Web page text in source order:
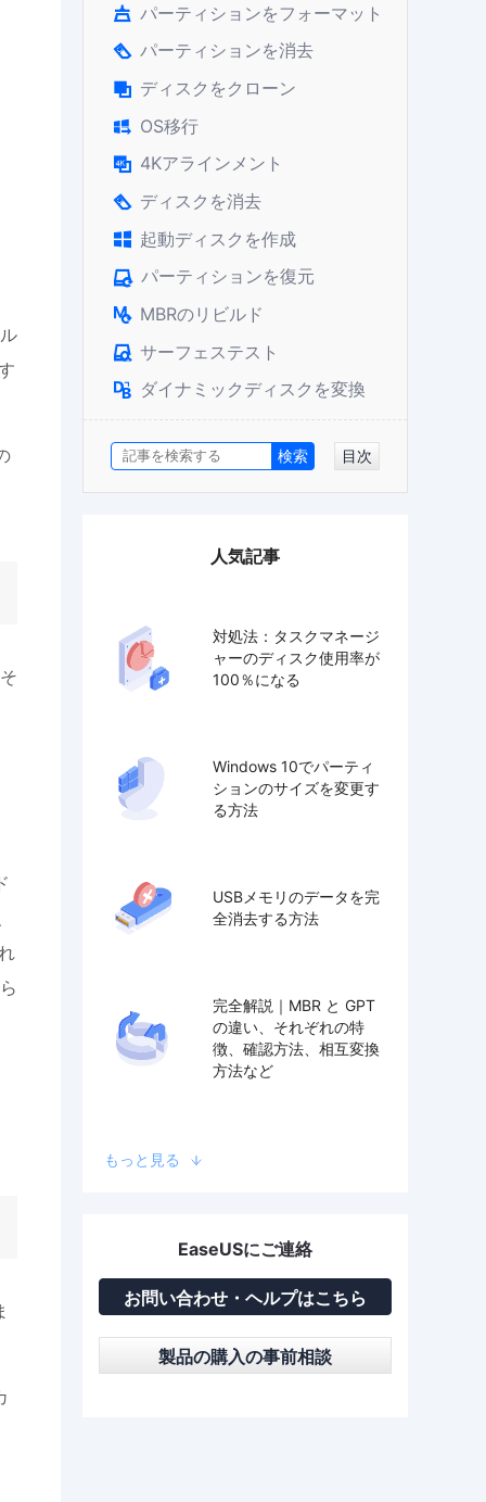
 パーティションをフォーマット
 パーティションを消去
 ディスクをクローン
 OS移行
 4Kアラインメント
 ディスクを消去
 起動ディスクを作成
 パーティションを復元
 MBRのリビルド
 サーフェステスト
 ダイナミックディスクを変換
目次
人気記事
対処法：タスクマネージ
ャーのディスク使用率が
100％になる
Windows 10でパーティ
ションのサイズを変更す
る方法
USBメモリのデータを完
全消去する方法
完全解説｜MBR と GPT
の違い、それぞれの特
徴、確認方法、相互変換
方法など
もっと見る
EaseUSにご連絡
お問い合わせ・ヘルプはこちら
製品の購入の事前相談